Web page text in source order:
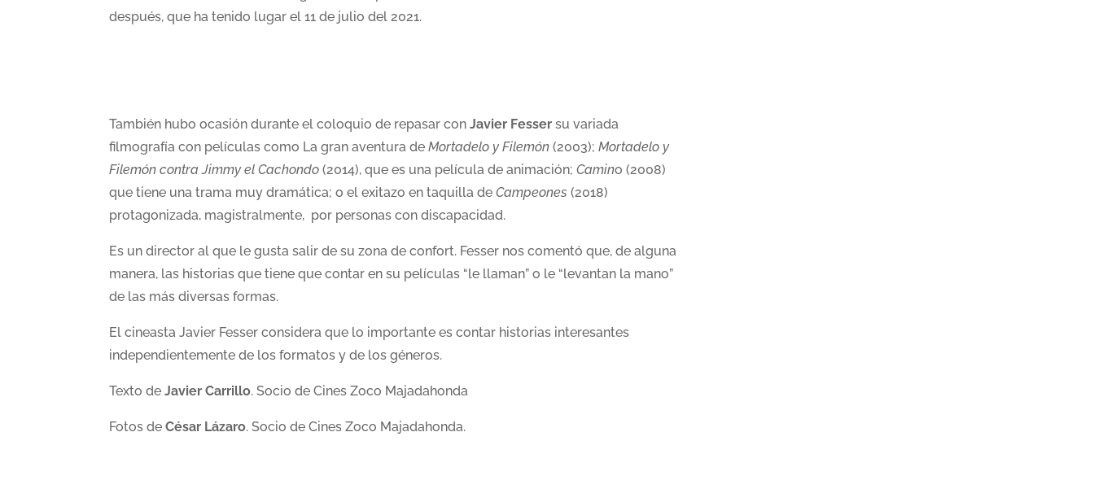
después, que ha tenido lugar el 11 de julio del 2021.
También hubo ocasión durante el coloquio de repasar conJavier Fesser su variada
filmografía con películas como La gran aventura deMortadelo y Filemón (2003);Mortadelo y
Filemón contra Jimmy el Cachondo(2014), que es una película de animación;Camino (2008)
que tiene una trama muy dramática; o el exitazo en taquilla deCampeones (2018)
protagonizada, magistralmente, por personas con discapacidad.
Es un director al que le gusta salir de su zona de confort. Fesser nos comentó que, de alguna
manera, las historias que tiene que contar en su películas “le llaman” o le “levantan la mano”
de las más diversas formas.
El cineasta Javier Fesser considera que lo importante es contar historias interesantes
independientemente de los formatos y de los géneros.
Texto deJavier Carrillo. Socio de Cines Zoco Majadahonda
Fotos deCésar Lázaro. Socio de Cines Zoco Majadahonda.